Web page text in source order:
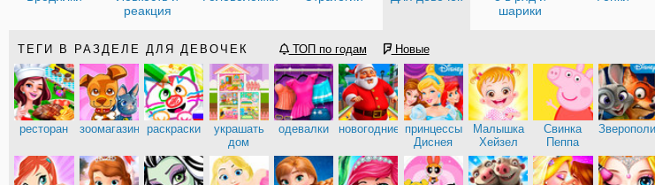
реакция
шарики
ТЕГИ В РАЗДЕЛЕ ДЛЯ ДЕВОЧЕК ТОП по годам Новые
ресторан зоомагазин раскраски
украшать
дом
одевалки новогодние принцессы
Диснея
Малышка
Хейзел
Свинка
Пеппа